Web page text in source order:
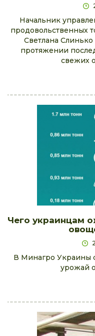
Начальник
продовольственных
Светлана Слинько
протяжении
свежих
Чего украинцам
В Минагро Украины
урожай